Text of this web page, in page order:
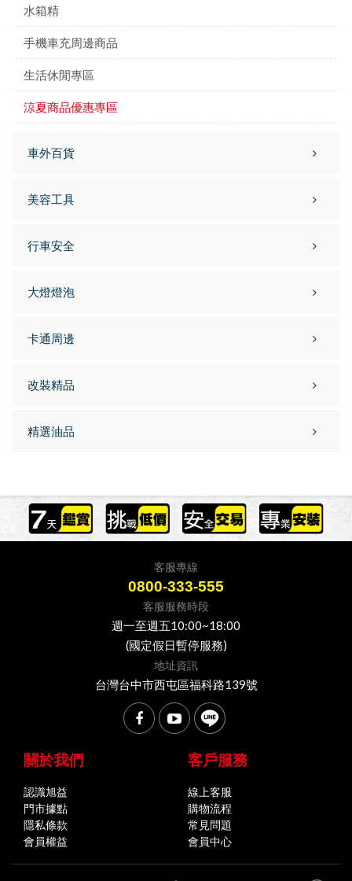
水箱精
手機車充周邊商品
生活休閒專區
涼夏商品優惠專區
車外百貨
美容工具
行車安全
大燈燈泡
卡通周邊
改裝精品
精選油品
客服專線
0800-333-555
客服服務時段
週一至週五10:00~18:00
(國定假日暫停服務)
地址資訊
台灣台中市西屯區福科路139號
關於我們
認識旭益
門市據點
隱私條款
會員權益
客戶服務
線上客服
購物流程
常見問題
會員中心